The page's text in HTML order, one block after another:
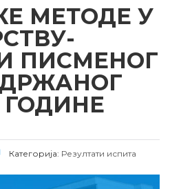
МЕТОДЕ У
ПИСМЕНОГ
ГОДИНЕ
Категорија: Резултати испита